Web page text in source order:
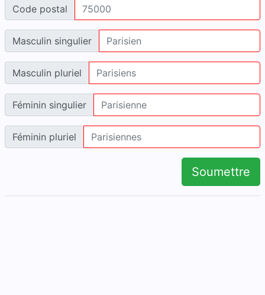
Code postal
Masculin singulier
Masculin pluriel
Féminin singulier
Féminin pluriel
Soumettre